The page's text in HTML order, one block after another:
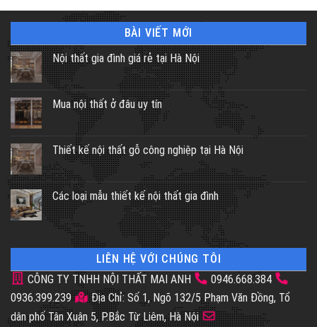
BÀI VIẾT MỚI
Nội thất gia đình giá rẻ tại Hà Nội
Mua nội thất ở đâu uy tín
Thiết kế nội thất gỗ công nghiệp tại Hà Nội
Các loại mẫu thiết kế nội thất gia đình
LIÊN HỆ VỚI CHÚNG TÔI
CÔNG TY TNHH NỘI THẤT MAI ANH
0946.668.384
0936.399.239
Địa Chỉ: Số 1, Ngõ 132/5 Phạm Văn Đồng, Tổ
dân phố Tân Xuân 5, P.Bắc Từ Liêm, Hà Nội